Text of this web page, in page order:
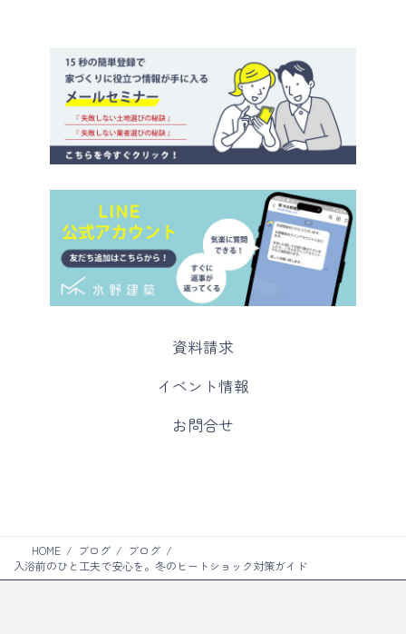
資料請求
イベント情報
お問合せ
HOME ブログ
ブログ
入浴前のひと工夫で安心を。冬のヒートショック対策ガイド